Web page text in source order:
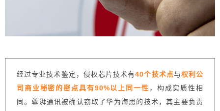
经过专业技术鉴定，侵权芯片技术有40个技术点与权利公
司商业秘密的密点具有90%以上同一性 ，构成实质性相
同。尊湃通讯被确认窃取了华为海思的技术，其主要负责